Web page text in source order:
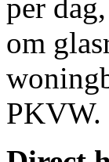
per
om
PKVW.